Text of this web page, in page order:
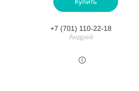
+7 (701) 110-22-18
Андрей